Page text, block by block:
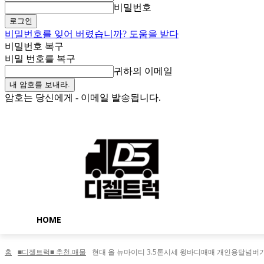
비밀번호
비밀번호를 잊어 버렸습니까? 도움을 받다
비밀번호 복구
비밀 번호를 복구
귀하의 이메일
암호는 당신에게 - 이메일 발송됩니다.
HOME
홈 ■디젤트럭■ 추천.매물 현대 올 뉴마이티 3.5톤시세 윙바디매매 개인용달넘버